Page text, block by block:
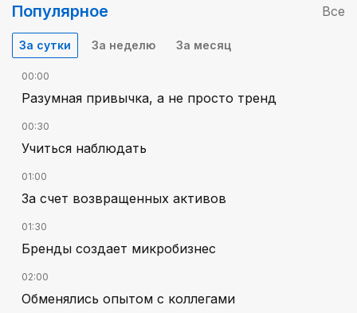
Популярное Все
За сутки За неделю За месяц
00:00
Разумная привычка, а не просто тренд
00:30
Учиться наблюдать
01:00
За счет возвращенных активов
01:30
Бренды создает микробизнес
02:00
Обменялись опытом с коллегами